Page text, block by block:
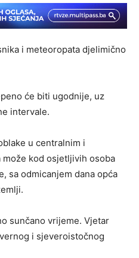
i meteoropata djelimično
će biti ugodnije, uz
intervale.
u centralnim i
kod osjetljivih osoba
sa odmicanjem dana opća
sunčano vrijeme. Vjetar
i sjeveroistočnog